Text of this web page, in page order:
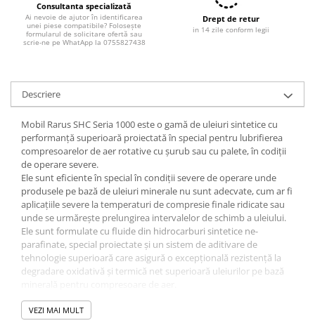
Filtre combustibil
Filtre habitaclu
Filtre uscator
Filtre epurator
Sistem franare
Placute frana
Discuri frana
Saboti frana
Senzori uzura placute
Tamburi frana
Cablu frana de mana
Suport etrier
Electrice
Bujii incandescente
Kit distributie
Consultanta specializată
Ai nevoie de ajutor în identificarea
unei piese compatibile? Folosește
formularul de solicitare ofertă sau
scrie-ne pe WhatApp la 0755827438
Drept de retur
in 14 zile conform legii
Descriere
Mobil Rarus SHC Seria 1000 este o gamă de uleiuri sintetice cu
performanţă superioară proiectată în special pentru lubrifierea
compresoarelor de aer rotative cu şurub sau cu palete, în codiţii
de operare severe.
Ele sunt eficiente în special în condiţii severe de operare unde
produsele pe bază de uleiuri minerale nu sunt adecvate, cum ar fi
aplicaţiile severe la temperaturi de compresie finale ridicate sau
unde se urmăreşte prelungirea intervalelor de schimb a uleiului.
Ele sunt formulate cu fluide din hidrocarburi sintetice ne-
parafinate, special proiectate şi un sistem de aditivare de
tehnologie superioară care asigură o excepţională rezistenţă la
degradare oxidativă şi termică net superioară uleiurilor pe bază
Aceste produse oferă o remarcabilă protecţie şi fiabilitate a
elementelor compresoarelor cu operare în condiţii unde alte
VEZI MAI MULT